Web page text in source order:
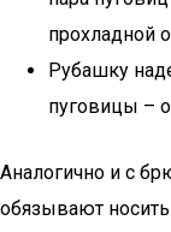
прохладной
Рубашку
пуговицы –
Аналогично и с
обязывают